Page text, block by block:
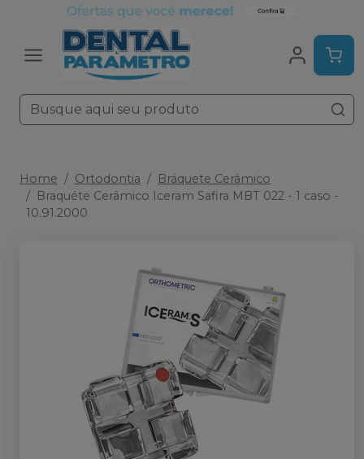
Home Ortodontia
Bráquete Cerâmico
Braquéte Cerâmico Iceram Safira MBT 022 - 1 caso -
10.91.2000